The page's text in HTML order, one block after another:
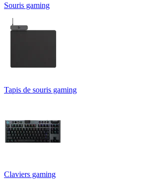
Souris gaming
Tapis de souris gaming
Claviers gaming